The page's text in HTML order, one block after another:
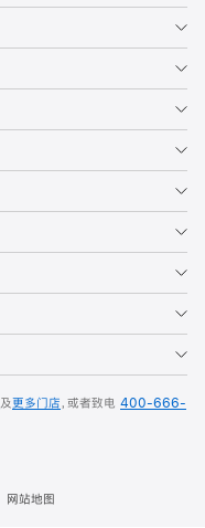
及更多门店，或者致电 400-666-
网站地图